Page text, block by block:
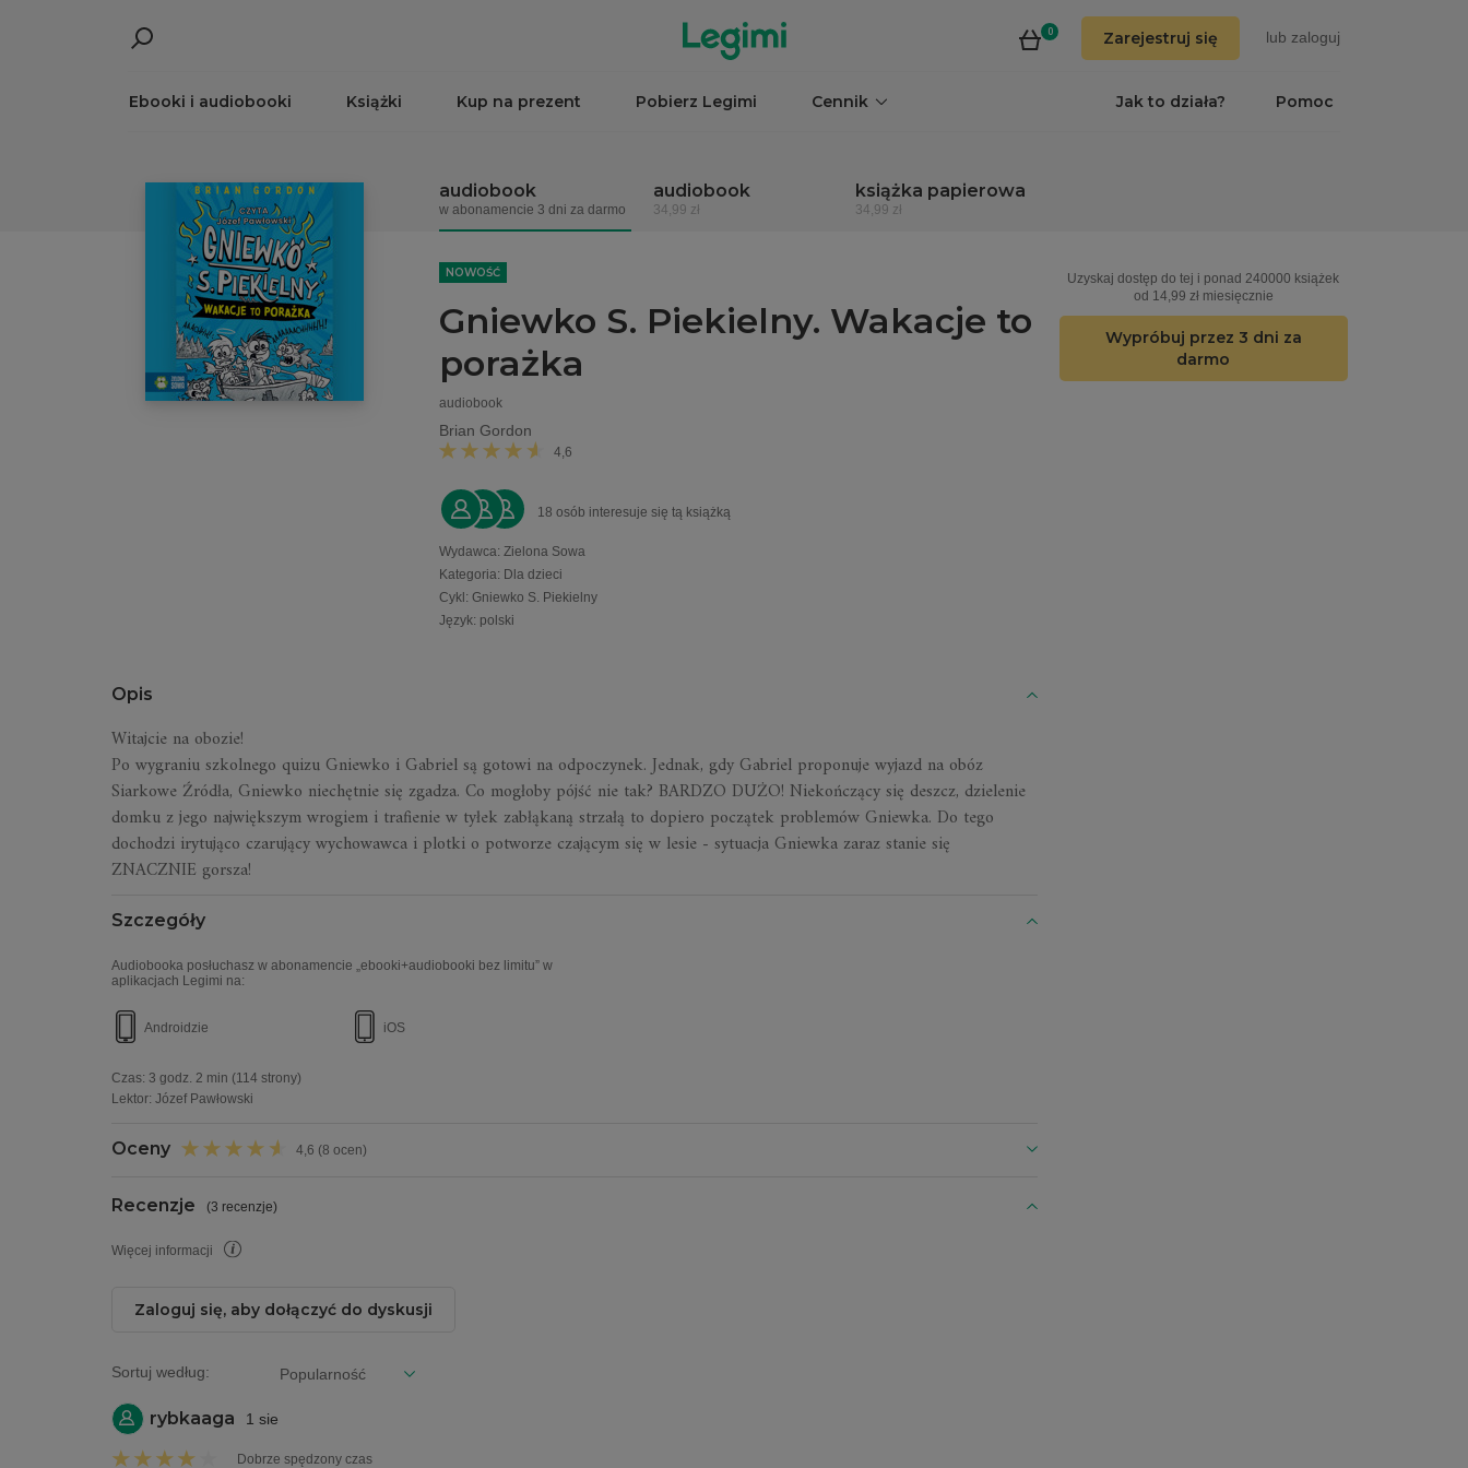
0 Zarejestruj się lub zaloguj
Ebooki i audiobooki Książki Kup na prezent Pobierz Legimi Cennik Pomoc
Jak to działa?
audiobook
w abonamencie 3 dni za darmo
audiobook
34,99 zł
książka papierowa
34,99 zł
NOWOŚĆ
Gniewko S. Piekielny. Wakacje to
porażka
audiobook
Brian Gordon
4,6
Uzyskaj dostęp do tej i ponad 240000 książek
od 14,99 zł miesięcznie
Wypróbuj przez 3 dni za
darmo
18 osób interesuje się tą książką
Wydawca: Zielona Sowa
Kategoria: Dla dzieci
Cykl : Gniewko S. Piekielny
Język: polski
Opis
Witajcie na obozie!
Po wygraniu szkolnego quizu Gniewko i Gabriel są gotowi na odpoczynek. Jednak, gdy Gabriel proponuje wyjazd na obóz
Siarkowe Źródła, Gniewko niechętnie się zgadza. Co mogłoby pójść nie tak? BARDZO DUŻO! Niekończący się deszcz, dzielenie
domku z jego największym wrogiem i trafienie w tyłek zabłąkaną strzałą to dopiero początek problemów Gniewka. Do tego
dochodzi irytująco czarujący wychowawca i plotki o potworze czającym się w lesie - sytuacja Gniewka zaraz stanie się
ZNACZNIE gorsza!
Szczegóły
Audiobooka posłuchasz w abonamencie „ebooki+audiobooki bez limitu” w
aplikacjach Legimi na:
Androidzie iOS
Czas: 3 godz. 2 min (114 strony)
Lektor: Józef Pawłowski
Oceny 4,6 (8 ocen)
Recenzje (3 recenzje)
Więcej informacji
Zaloguj się, aby dołączyć do dyskusji
Sortuj według:
rybkaaga 1 sie
Dobrze spędzony czas